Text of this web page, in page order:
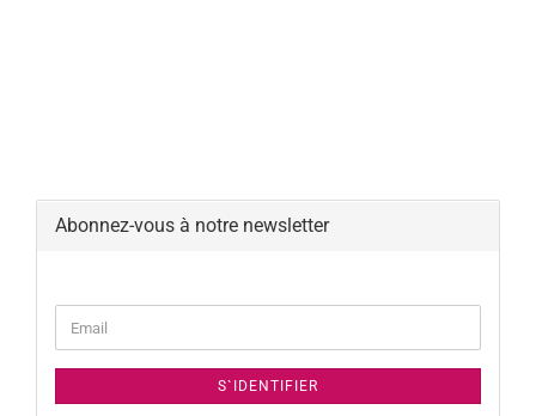
Abonnez-vous à notre newsletter
PAGE
Email
S`IDENTIFIER